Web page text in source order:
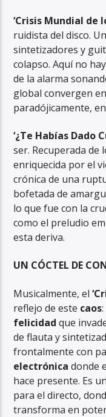
‘Crisis Mundial de
ruidista del disco.
sintetizadores y
colapso. Aquí no
de la alarma
global convergen
paradójicamente,
‘¿Te Habías Dado
ser. Recuperada de
enriquecida por el
crónica de una
bofetada de
lo que fue con la
como el preludio
esta deriva.
UN CÓCTEL DE
Musicalmente, el
reflejo de este caos
felicidad que
de flauta y
frontalmente con
electrónica donde
hace presente. Es
para el directo,
transforma en